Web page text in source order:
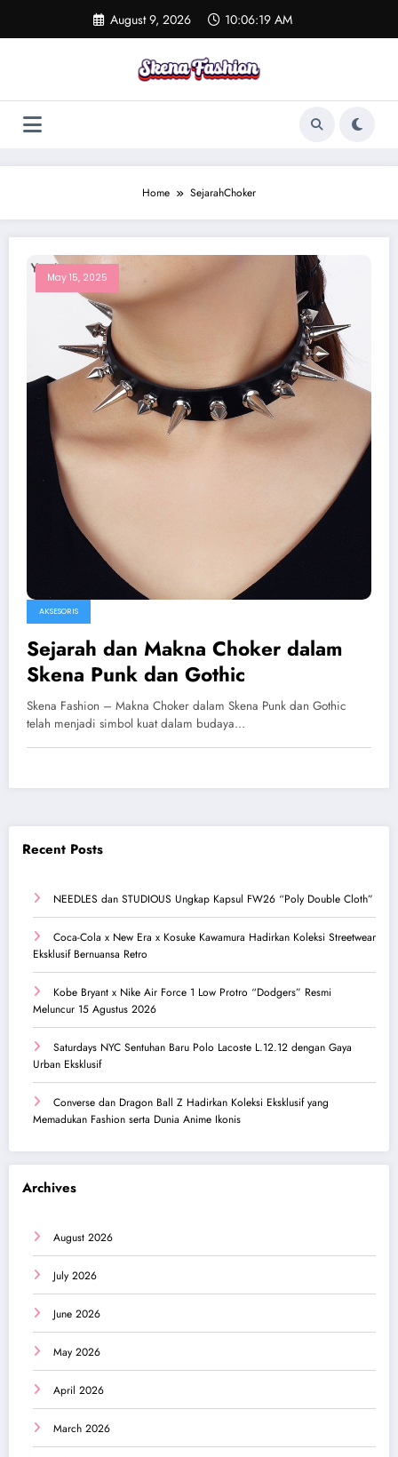
content
August 9, 2026 10:06:19 AM
Home SejarahChoker
May 15, 2025
AKSESORIS
Sejarah dan Makna Choker dalam
Skena Punk dan Gothic
Skena Fashion – Makna Choker dalam Skena Punk dan Gothic
telah menjadi simbol kuat dalam budaya…
Recent Posts
NEEDLES dan STUDIOUS Ungkap Kapsul FW26 “Poly Double Cloth”
Coca-Cola x New Era x Kosuke Kawamura Hadirkan Koleksi Streetwear
Eksklusif Bernuansa Retro
Kobe Bryant x Nike Air Force 1 Low Protro “Dodgers” Resmi
Meluncur 15 Agustus 2026
Saturdays NYC Sentuhan Baru Polo Lacoste L.12.12 dengan Gaya
Urban Eksklusif
Converse dan Dragon Ball Z Hadirkan Koleksi Eksklusif yang
Memadukan Fashion serta Dunia Anime Ikonis
Archives
August 2026
July 2026
June 2026
May 2026
April 2026
March 2026